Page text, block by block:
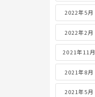
2022年5月
2022年2月
2021年11月
2021年8月
2021年5月